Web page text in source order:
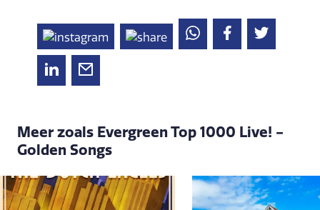
Meer zoals Evergreen Top 1000 Live! -
Golden Songs